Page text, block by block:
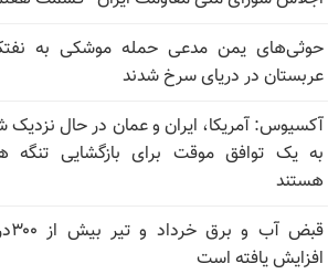
حوثی‌های یمن مدعی حمله موشکی به
عربستان در دریای سرخ شدند
آکسیوس: آمریکا، ایران و عمان در حال
به یک توافق موقت برای بازگشایی تنگه
هستند
قبض
افزایش یافته است